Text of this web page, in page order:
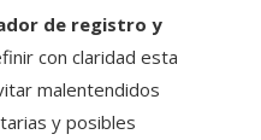
de registro y
con claridad esta
malentendidos
y posibles